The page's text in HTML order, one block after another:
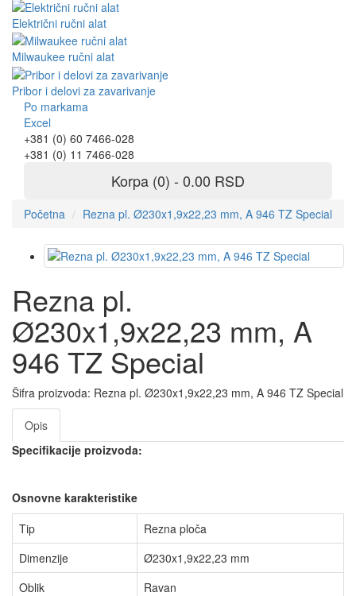
Električni ručni alat
Milwaukee ručni alat
Pribor i delovi za zavarivanje
Po markama
Excel
+381 (0) 60 7466-028
+381 (0) 11 7466-028
Korpa (0) - 0.00 RSD
Početna Rezna pl. Ø230x1,9x22,23 mm, A 946 TZ Special
Rezna pl.
Ø230x1,9x22,23 mm, A
946 TZ Special
Šifra proizvoda: Rezna pl. Ø230x1,9x22,23 mm, A 946 TZ Special
Opis
Specifikacije proizvoda:
Osnovne karakteristike
Tip
Rezna ploča
Dimenzije
Ø230x1,9x22,23 mm
Oblik
Ravan